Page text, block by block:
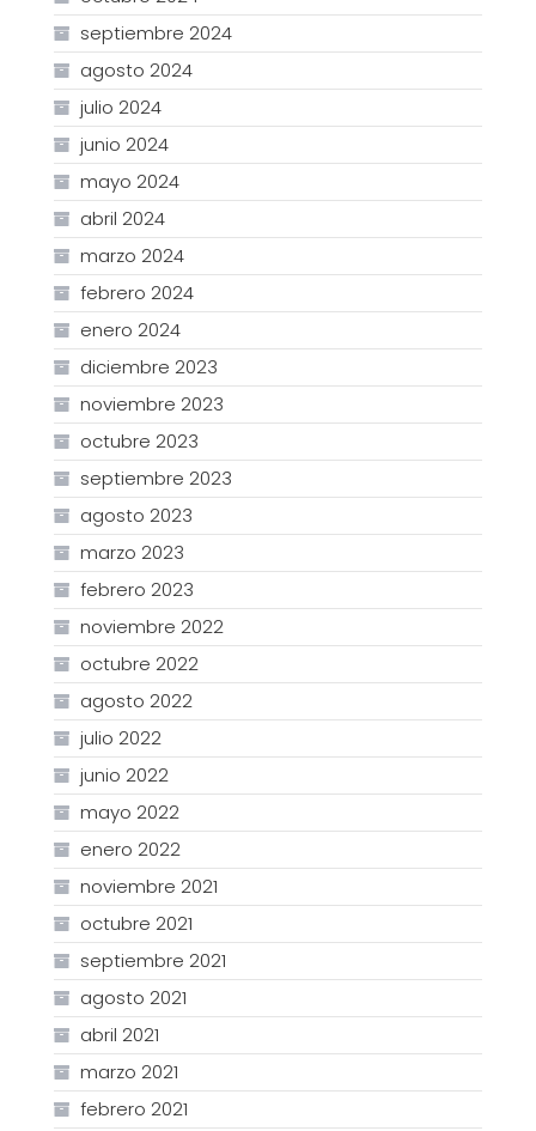
septiembre 2024
agosto 2024
julio 2024
junio 2024
mayo 2024
abril 2024
marzo 2024
febrero 2024
enero 2024
diciembre 2023
noviembre 2023
octubre 2023
septiembre 2023
agosto 2023
marzo 2023
febrero 2023
noviembre 2022
octubre 2022
agosto 2022
julio 2022
junio 2022
mayo 2022
enero 2022
noviembre 2021
octubre 2021
septiembre 2021
agosto 2021
abril 2021
marzo 2021
febrero 2021